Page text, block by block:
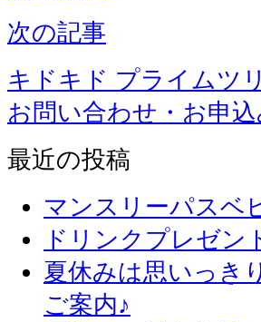
次の記事
キドキド プライムツ
お問い合わせ・お申
最近の投稿
マンスリーパスベ
ドリンクプレゼン
夏休みは思いっき
ご案内♪